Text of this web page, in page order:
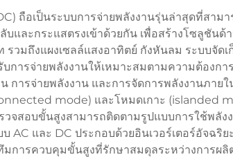
ถือเป็นระบบการจ่ายพลังงานรุ่นล่าสุดที่สา
และกระแสตรงเข้าด้วยกัน เพื่อสร้างโซลูชัน
วมถึงแผงเซลล์แสงอาทิตย์ กังหันลม ระบบจัด
การจ่ายพลังงานให้เหมาะสมตามความต้อง
การจ่ายพลังงาน และการจัดการพลังงานภ
mode) และโหมดเกาะ (islanded
จสอบขั้นสูงสามารถติดตามรูปแบบการใช้พลั
และ DC ประกอบด้วยอินเวอร์เตอร์อัจฉริ
การควบคุมขั้นสูงที่รักษาสมดุลระหว่างการผ